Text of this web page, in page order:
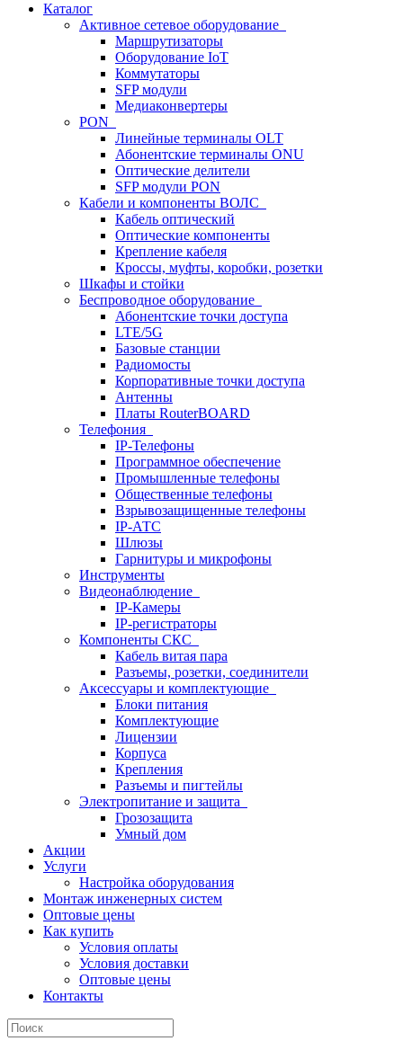
Каталог
Активное сетевое оборудование
Маршрутизаторы
Оборудование IoT
Коммутаторы
SFP модули
Медиаконвертеры
PON
Линейные терминалы OLT
Абонентские терминалы ONU
Оптические делители
SFP модули PON
Кабели и компоненты ВОЛС
Кабель оптический
Оптические компоненты
Крепление кабеля
Кроссы, муфты, коробки, розетки
Шкафы и стойки
Беспроводное оборудование
Абонентские точки доступа
LTE/5G
Базовые станции
Радиомосты
Корпоративные точки доступа
Антенны
Платы RouterBOARD
Телефония
IP-Телефоны
Программное обеспечение
Промышленные телефоны
Общественные телефоны
Взрывозащищенные телефоны
IP-АТС
Шлюзы
Гарнитуры и микрофоны
Инструменты
Видеонаблюдение
IP-Камеры
IP-регистраторы
Компоненты СКС
Кабель витая пара
Разъемы, розетки, соединители
Аксессуары и комплектующие
Блоки питания
Комплектующие
Лицензии
Корпуса
Крепления
Разъемы и пигтейлы
Электропитание и защита
Грозозащита
Умный дом
Акции
Услуги
Настройка оборудования
Монтаж инженерных систем
Оптовые цены
Как купить
Условия оплаты
Условия доставки
Оптовые цены
Контакты